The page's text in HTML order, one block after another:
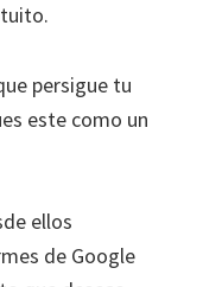
persigue tu
este como un
ellos
de Google